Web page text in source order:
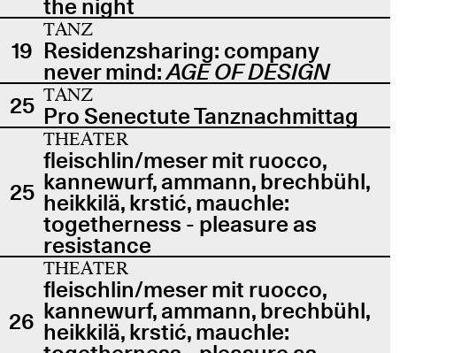
the night
19
TANZ
Residenzsharing: company
never mind:AGE OF DESIGN
25 TANZ
Pro Senectute Tanznachmittag
25
THEATER
fleischlin/meser mit ruocco,
kannewurf, ammann, brechbühl,
heikkilä, krstić, mauchle:
togetherness - pleasure as
resistance
26
THEATER
fleischlin/meser mit ruocco,
kannewurf, ammann, brechbühl,
heikkilä, krstić, mauchle: